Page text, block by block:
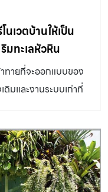
เวตบ้านให้เป็น
มทะเลหัวหิน
ทายที่จะออกแบบของ
ดิมและงานระบบเก่าที่